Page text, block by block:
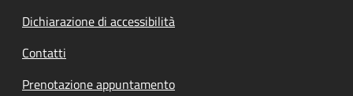
Dichiarazione di accessibilità
Contatti
Prenotazione appuntamento